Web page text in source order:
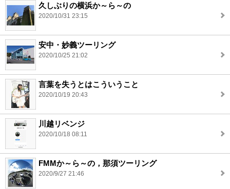
久しぶりの横浜か～ら～の
2020/10/31 23:15
安中・妙義ツーリング
2020/10/25 21:02
言葉を失うとはこういうこと
2020/10/19 20:43
川越リベンジ
2020/10/18 08:11
FMMか～ら～の，那須ツーリング
2020/9/27 21:46